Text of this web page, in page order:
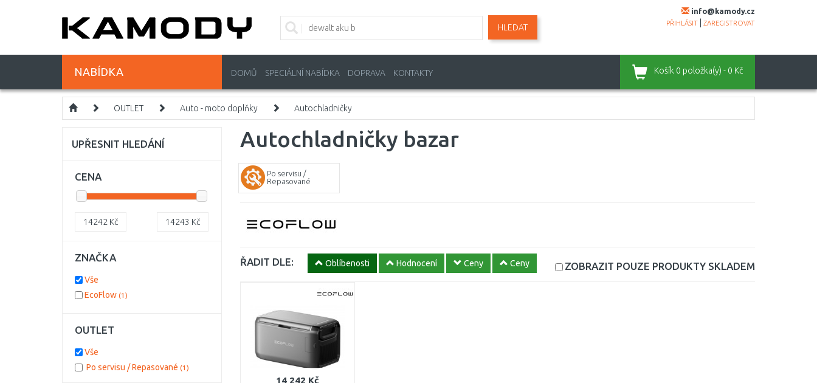
info@kamody.cz
PŘIHLÁSIT ZAREGISTROVAT
HLEDAT
NABÍDKA DOMŮ SPECIÁLNÍ NABÍDKA DOPRAVA KONTAKTY Košík 0 položka(y) - 0 Kč
OUTLET Auto - moto doplňky Autochladničky
Autochladničky bazar
Po servisu /
Repasované
ŘADIT DLE: Oblíbenosti Hodnocení Ceny Ceny ZOBRAZIT POUZE PRODUKTY SKLADEM
14 242 Kč
UPŘESNIT HLEDÁNÍ
CENA
14242 Kč 14243 Kč
ZNAČKA
Vše
EcoFlow (1)
OUTLET
Vše
Po servisu / Repasované (1)